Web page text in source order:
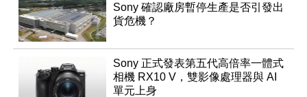
Sony 確認廠房暫停生產是否引發出
貨危機？
Sony 正式發表第五代高倍率一體式
相機 RX10 V，雙影像處理器與 AI
單元上身